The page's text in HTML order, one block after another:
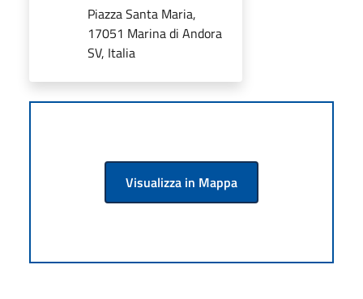
Piazza Santa Maria,
17051 Marina di Andora
SV, Italia
Visualizza in Mappa